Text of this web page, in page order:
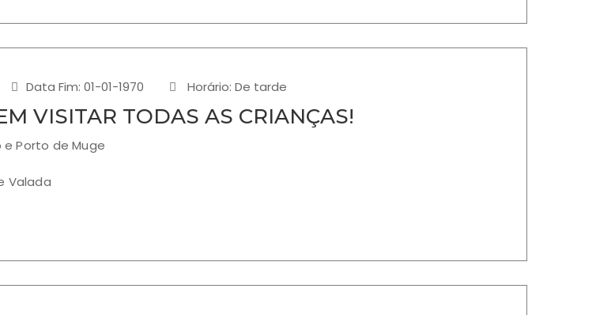
Data Fim: 01-01-1970 Horário: De tarde
VISITAR TODAS AS CRIANÇAS!
e Porto de Muge
Valada